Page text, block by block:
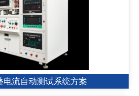
电流自动测试系统方案